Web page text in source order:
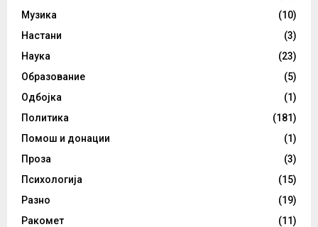
Музика
(10)
Настани
(3)
Наука
(23)
Образование
(5)
Одбојка
(1)
Политика
(181)
Помош и донации
(1)
Проза
(3)
Психологија
(15)
Разно
(19)
Ракомет
(11)